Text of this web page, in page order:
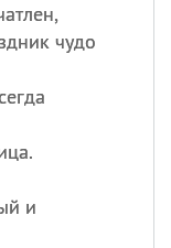
чудо
и
пудинга
Дымняшки